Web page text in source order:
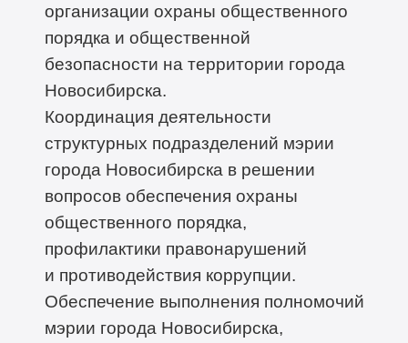
организации охраны общественного
порядка и общественной
безопасности на территории города
Новосибирска.
Координация деятельности
структурных подразделений мэрии
города Новосибирска в решении
вопросов обеспечения охраны
общественного порядка,
профилактики правонарушений
и противодействия коррупции.
Обеспечение выполнения полномочий
мэрии города Новосибирска,